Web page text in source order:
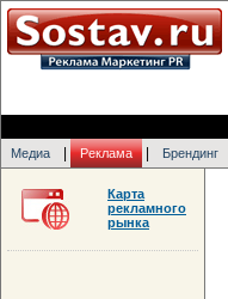
Медиа Реклама Брендинг
Карта
рекламного
рынка